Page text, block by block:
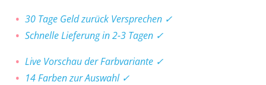
30 Tage Geld zurück Versprechen ✓
Schnelle Lieferung in 2-3 Tagen ✓
Live Vorschau der Farbvariante ✓
14 Farben zur Auswahl ✓